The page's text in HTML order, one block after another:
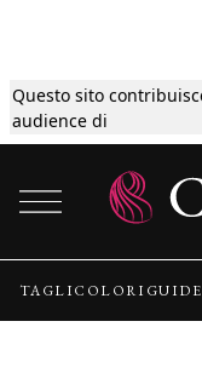
Questo sito
audience di
Tagli
Colori
Guide
TAGLICOLORI GUIDE